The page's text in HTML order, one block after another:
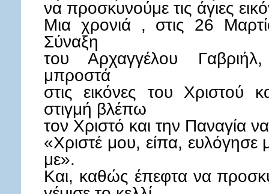
να προσκυνούμε τις άγιες
Μια χρονιά , στις 26
Σύναξη
του Αρχαγγέλου
μπροστά
στις εικόνες του Χριστού
στιγμή βλέπω
τον Χριστό και την Παναγία
«Χριστέ μου, είπα,
με».
Και, καθώς έπεφτα να